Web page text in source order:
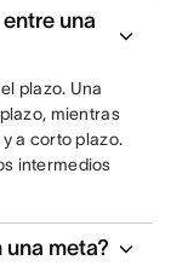
una
plazo. Una
mientras
a corto plazo.
intermedios
meta?